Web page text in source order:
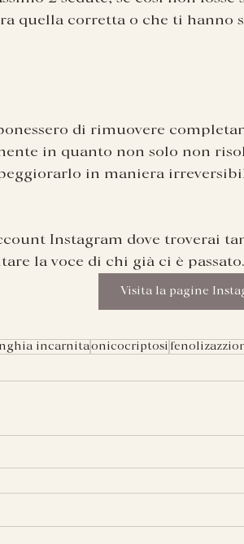
quella corretta o che ti hanno
di rimuovere
in quanto non solo non
in maniera
Instagram dove troverai
la voce di chi già ci è passato.
Visita la pagine
incarnitaonicocriptosi